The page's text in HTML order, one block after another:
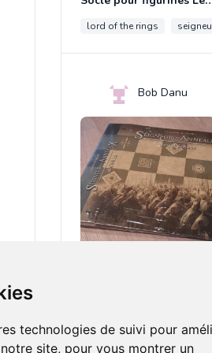
technologies de suivi pour
site, pour vous montrer un
lord of the rings
Bob Danu